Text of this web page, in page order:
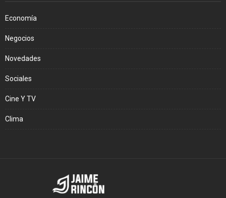
Economía
Negocios
Novedades
Sociales
Cine Y TV
Clima